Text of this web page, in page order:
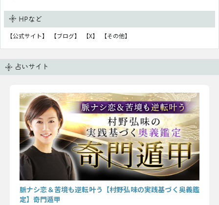
HPなど
【公式サイト】 【ブログ】 【X】 【その他】
占いサイト
脈ナシ恋＆苦境も逆転叶う【村野弘味の実践基づく奥義鑑
定】奇門遁甲